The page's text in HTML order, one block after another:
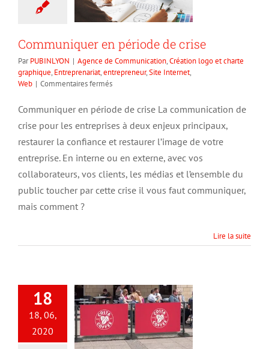
Communiquer en période de crise
ParPUBINLYON | Agence de Communication,Création logo et charte
graphique, Entreprenariat,entrepreneur,Site Internet,
Web | Commentaires ferméssur
en
de
crise
Communiquer en période de crise La communication de
crise pour les entreprises à deux enjeux principaux,
restaurer la confiance et restaurer l’image de votre
entreprise. En interne ou en externe, avec vos
collaborateurs, vos clients, les médias et l’ensemble du
public toucher par cette crise il vous faut communiquer,
mais comment ?
Lire la suite
18
18, 06,
2020